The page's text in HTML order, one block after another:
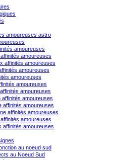
amoureuses astro
amoureuses
amoureuses
affinités amoureuses
amoureuses
amoureuses
amoureuses
amoureuses
affinités amoureuses
affinités amoureuses
affinités amoureuses
amoureuses
affinités amoureuses
au noeud sud
au Noeud Sud